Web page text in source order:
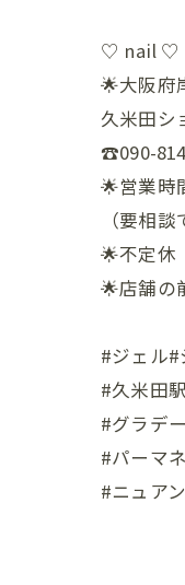
♡ nail ♡
🌟大阪府
久米田シ
☎️090-
🌟営業
（要相
🌟不定休
🌟店舗の
#ジェル
#久米田
#グラデ
#パーマ
#ニュア